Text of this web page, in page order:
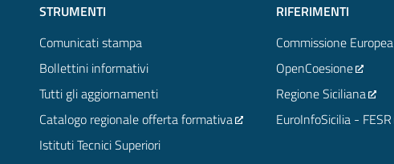
STRUMENTI
Comunicati stampa
Bollettini informativi
Tutti gli aggiornamenti
Catalogo regionale offerta formativa
Istituti Tecnici Superiori
RIFERIMENTI
Commissione Europea
OpenCoesione
Regione Siciliana
EuroInfoSicilia - FESR